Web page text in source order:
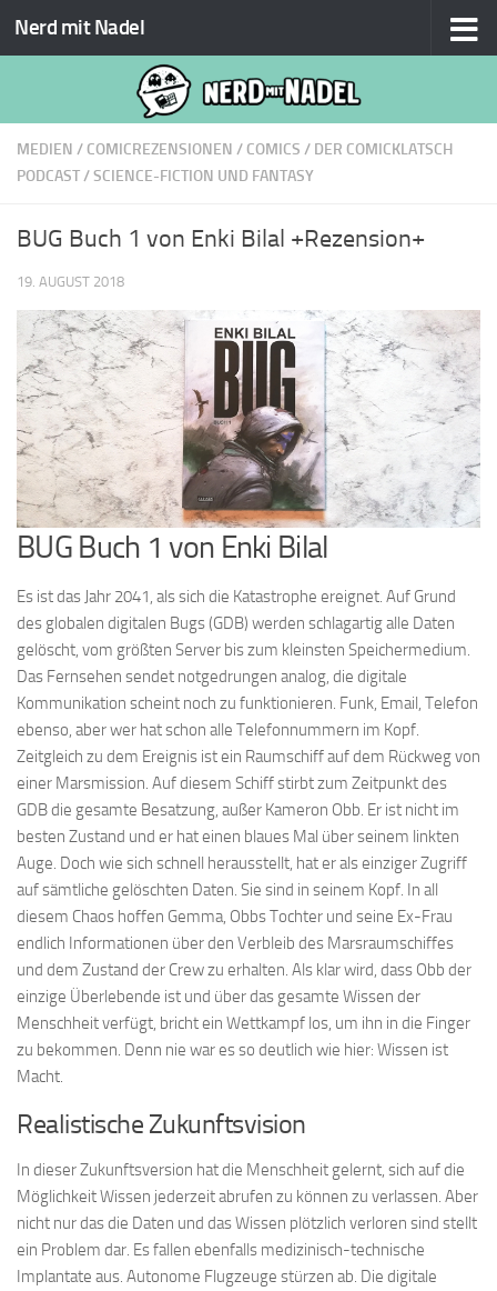
Zum Inhalt springen
Nerd mit Nadel
MEDIEN / COMICREZENSIONEN / COMICS / DER COMICKLATSCH
PODCAST/SCIENCE-FICTION UND FANTASY
BUG Buch 1 von Enki Bilal +Rezension+
19. AUGUST 2018
BUG Buch 1 von Enki Bilal
Es ist das Jahr 2041, als sich die Katastrophe ereignet. Auf Grund
des globalen digitalen Bugs (GDB) werden schlagartig alle Daten
gelöscht, vom größten Server bis zum kleinsten Speichermedium.
Das Fernsehen sendet notgedrungen analog, die digitale
Kommunikation scheint noch zu funktionieren. Funk, Email, Telefon
ebenso, aber wer hat schon alle Telefonnummern im Kopf.
Zeitgleich zu dem Ereignis ist ein Raumschiff auf dem Rückweg von
einer Marsmission. Auf diesem Schiff stirbt zum Zeitpunkt des
GDB die gesamte Besatzung, außer Kameron Obb. Er ist nicht im
besten Zustand und er hat einen blaues Mal über seinem linkten
Auge. Doch wie sich schnell herausstellt, hat er als einziger Zugriff
auf sämtliche gelöschten Daten. Sie sind in seinem Kopf. In all
diesem Chaos hoffen Gemma, Obbs Tochter und seine Ex-Frau
endlich Informationen über den Verbleib des Marsraumschiffes
und dem Zustand der Crew zu erhalten. Als klar wird, dass Obb der
einzige Überlebende ist und über das gesamte Wissen der
Menschheit verfügt, bricht ein Wettkampf los, um ihn in die Finger
zu bekommen. Denn nie war es so deutlich wie hier: Wissen ist
Macht.
Realistische Zukunftsvision
In dieser Zukunftsversion hat die Menschheit gelernt, sich auf die
Möglichkeit Wissen jederzeit abrufen zu können zu verlassen. Aber
nicht nur das die Daten und das Wissen plötzlich verloren sind stellt
ein Problem dar. Es fallen ebenfalls medizinisch-technische
Implantate aus. Autonome Flugzeuge stürzen ab. Die digitale